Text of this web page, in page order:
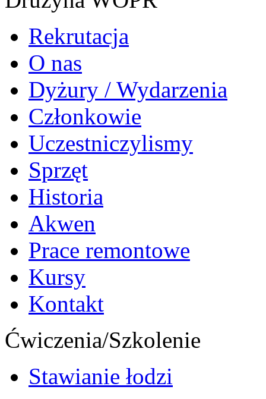
Rekrutacja
O nas
Dyżury / Wydarzenia
Członkowie
Uczestniczylismy
Sprzęt
Historia
Akwen
Prace remontowe
Kursy
Kontakt
Ćwiczenia/Szkolenie
Stawianie łodzi